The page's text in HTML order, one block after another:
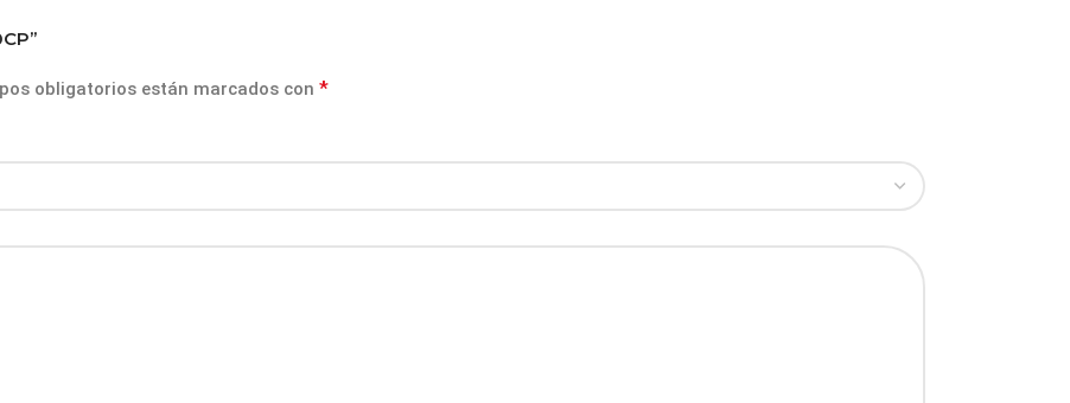
obligatorios están marcados con *